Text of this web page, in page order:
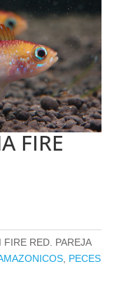
FIRE
RED. PAREJA
, PECES